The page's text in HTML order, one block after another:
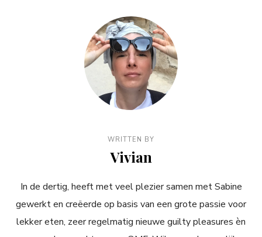
WRITTEN BY
Vivian
In de dertig, heeft met veel plezier samen met Sabine
gewerkt en creëerde op basis van een grote passie voor
lekker eten, zeer regelmatig nieuwe guilty pleasures èn